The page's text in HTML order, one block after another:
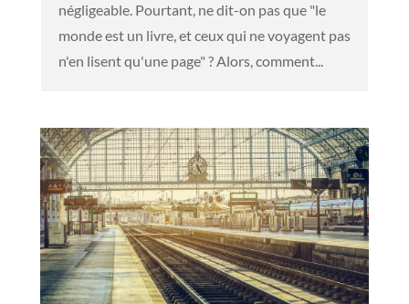
négligeable. Pourtant, ne dit-on pas que "le
monde est un livre, et ceux qui ne voyagent pas
n'en lisent qu'une page" ? Alors, comment...